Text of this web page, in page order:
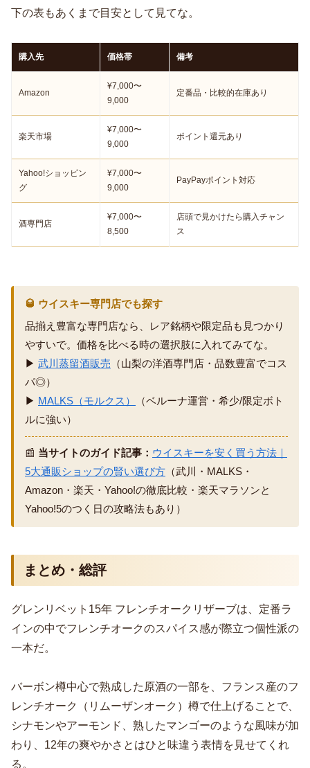
下の表もあくまで目安として見てな。
購入先 価格帯 備考
Amazon
¥7,000〜
9,000
定番品・比較的在庫あり
楽天市場
¥7,000〜
9,000
ポイント還元あり
Yahoo!ショッピン
グ
¥7,000〜
9,000
PayPayポイント対応
酒専門店
¥7,000〜
8,500
店頭で見かけたら購入チャン
ス
🥃 ウイスキー専門店でも探す
品揃え豊富な専門店なら、レア銘柄や限定品も見つかり
やすいで。価格を比べる時の選択肢に入れてみてな。
▶ 武川蒸留酒販売 （山梨の洋酒専門店・品数豊富でコス
パ◎）
▶ MALKS（モルクス）
（ベルーナ運営・希少/限定ボト
ルに強い）
📰 当サイトのガイド記事： ウイスキーを安く買う方法｜
5大通販ショップの賢い選び方 （武川・MALKS・
Amazon・楽天・Yahoo!の徹底比較・楽天マラソンと
Yahoo!5のつく日の攻略法もあり）
まとめ・総評
グレンリベット15年 フレンチオークリザーブは、定番ラ
インの中でフレンチオークのスパイス感が際立つ個性派の
一本だ。
バーボン樽中心で熟成した原酒の一部を、フランス産のフ
レンチオーク（リムーザンオーク）樽で仕上げることで、
シナモンやアーモンド、熟したマンゴーのような風味が加
わり、12年の爽やかさとはひと味違う表情を見せてくれ
る。